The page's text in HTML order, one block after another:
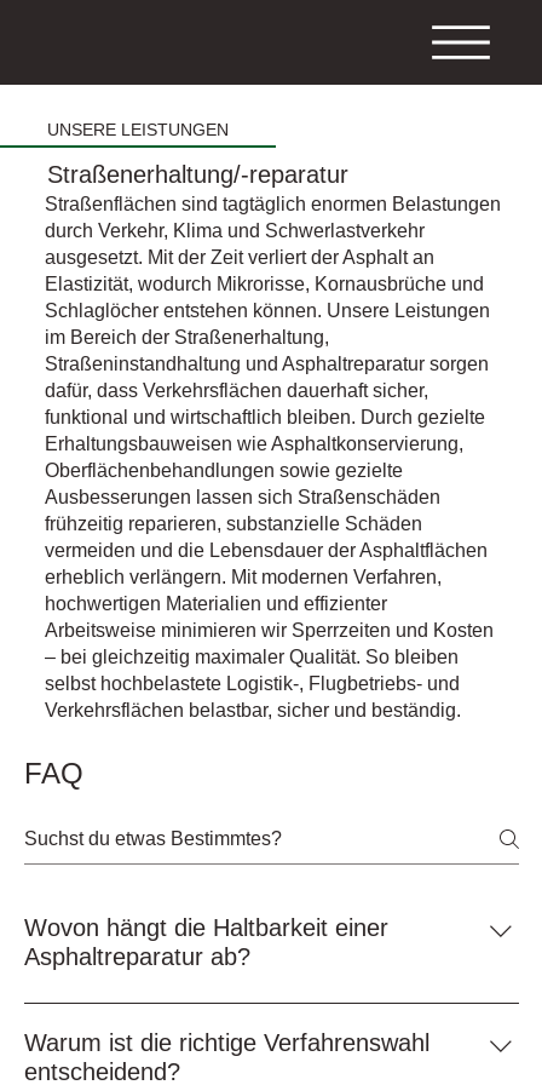
UNSERE LEISTUNGEN
Straßenerhaltung/-reparatur
Straßenflächen sind tagtäglich enormen Belastungen
durch Verkehr, Klima und Schwerlastverkehr
ausgesetzt. Mit der Zeit verliert der Asphalt an
Elastizität, wodurch Mikrorisse, Kornausbrüche und
Schlaglöcher entstehen können. Unsere Leistungen
im Bereich der Straßenerhaltung,
Straßeninstandhaltung und Asphaltreparatur sorgen
dafür, dass Verkehrsflächen dauerhaft sicher,
funktional und wirtschaftlich bleiben. Durch gezielte
Erhaltungsbauweisen wie Asphaltkonservierung,
Oberflächenbehandlungen sowie gezielte
Ausbesserungen lassen sich Straßenschäden
frühzeitig reparieren, substanzielle Schäden
vermeiden und die Lebensdauer der Asphaltflächen
erheblich verlängern. Mit modernen Verfahren,
hochwertigen Materialien und effizienter
Arbeitsweise minimieren wir Sperrzeiten und Kosten
– bei gleichzeitig maximaler Qualität. So bleiben
selbst hochbelastete Logistik-, Flugbetriebs- und
Verkehrsflächen belastbar, sicher und beständig.
FAQ
Wovon hängt die Haltbarkeit einer
Asphaltreparatur ab?
Die Haltbarkeit hängt von Untergrund, Schadensbild,
Vorbereitung, Material, Witterung, Verkehrsbelastung und
fachgerechter Ausführung ab.
Warum ist die richtige Verfahrenswahl
entscheidend?